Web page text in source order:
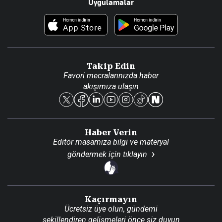
Foto Haber
Künye
Reklam Ver
Uygulamalar
Takip Edin
Favori mecralarınızda haber
akışımıza ulaşın
Haber Verin
Editör masamıza bilgi ve materyal
göndermek için tıklayın
Kaçırmayın
Ücretsiz üye olun, gündemi
şekillendiren gelişmeleri önce siz duyun